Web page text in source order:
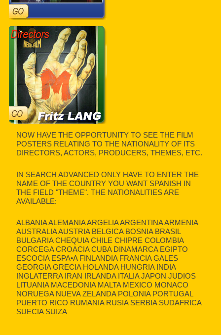
NOW HAVE THE OPPORTUNITY TO SEE THE FILM
POSTERS RELATING TO THE NATIONALITY OF ITS
DIRECTORS, ACTORS, PRODUCERS, THEMES, ETC.
IN SEARCH ADVANCED ONLY HAVE TO ENTER THE
NAME OF THE COUNTRY YOU WANT SPANISH IN
THE FIELD "THEME". THE NATIONALITIES ARE
AVAILABLE:
ALBANIA ALEMANIA ARGELIA ARGENTINA ARMENIA
AUSTRALIA AUSTRIA BELGICA BOSNIA BRASIL
BULGARIA CHEQUIA CHILE CHIPRE COLOMBIA
CORCEGA CROACIA CUBA DINAMARCA EGIPTO
ESCOCIA ESPA•A FINLANDIA FRANCIA GALES
GEORGIA GRECIA HOLANDA HUNGRIA INDIA
INGLATERRA IRAN IRLANDA ITALIA JAPON JUDIOS
LITUANIA MACEDONIA MALTA MEXICO MONACO
NORUEGA NUEVA ZELANDA POLONIA PORTUGAL
PUERTO RICO RUMANIA RUSIA SERBIA SUDAFRICA
SUECIA SUIZA